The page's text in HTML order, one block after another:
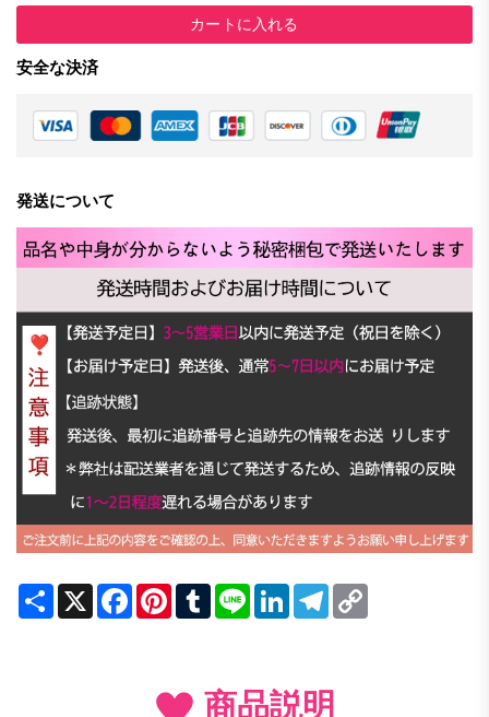
カートに入れる
安全な決済
発送について
Share X FacebookPinterestTumblrLine LinkedInTelegram
商品説明